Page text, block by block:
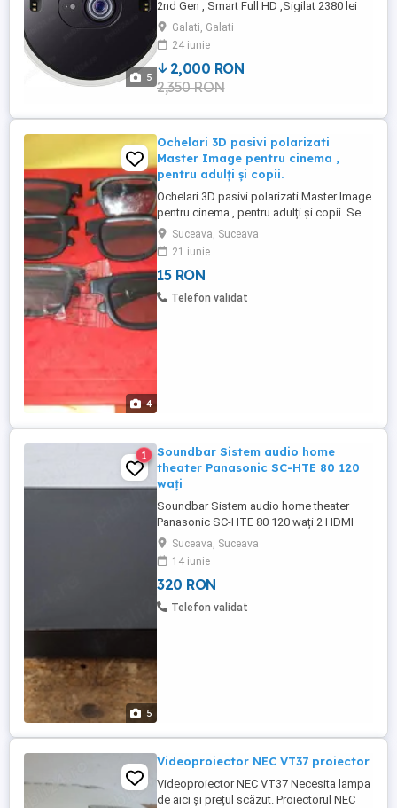
5
2nd Gen , Smart Full HD ,Sigilat 2380 lei
Videoproiector SAMSUNG The Freestyle
2nd Gen SP-LFF3CLAX, Full HD 1920 x
1080p, 230 lumeni, Wi-Fi, sigilat Sunet
premium, pure color, hdr etc Generatia a
doua Proiectie ecran 254 cm Focalizare
Videoproiector ...
Galati, Galati
24 iunie
2,000 RON
2,350 RON
4
Ochelari 3D pasivi polarizati
Master Image pentru cinema ,
pentru adulți și copii.
Ochelari 3D pasivi polarizati Master Image
pentru cinema , pentru adulți și copii. Se
vând la Lot de 6 bucati. Noi. Nepurtați . 15
lei 6 buc Ochelari vizualizare 3D pasivi
pentru cinema sau proiectii televizor
Suceava, Suceava
21 iunie
15 RON
Telefon validat
5
1
Soundbar Sistem audio home
theater Panasonic SC-HTE 80 120
wați
Soundbar Sistem audio home theater
Panasonic SC-HTE 80 120 wați 2 HDMI
Audio digital ARC Bluetooth etc. Sunet 3D
Dolby efect surround 3 subwoofer etc.
Asociere NFC Lățime x Înălțime x
Adancime: 460 x 60 x 280 mm 3,2 kg
Telecomandă Cablu de alimentare Cablu
Suceava, Suceava
14 iunie
320 RON
Telefon validat
Videoproiector NEC VT37 proiector
Videoproiector NEC VT37 Necesita lampa
de aici și prețul scăzut. Proiectorul NEC